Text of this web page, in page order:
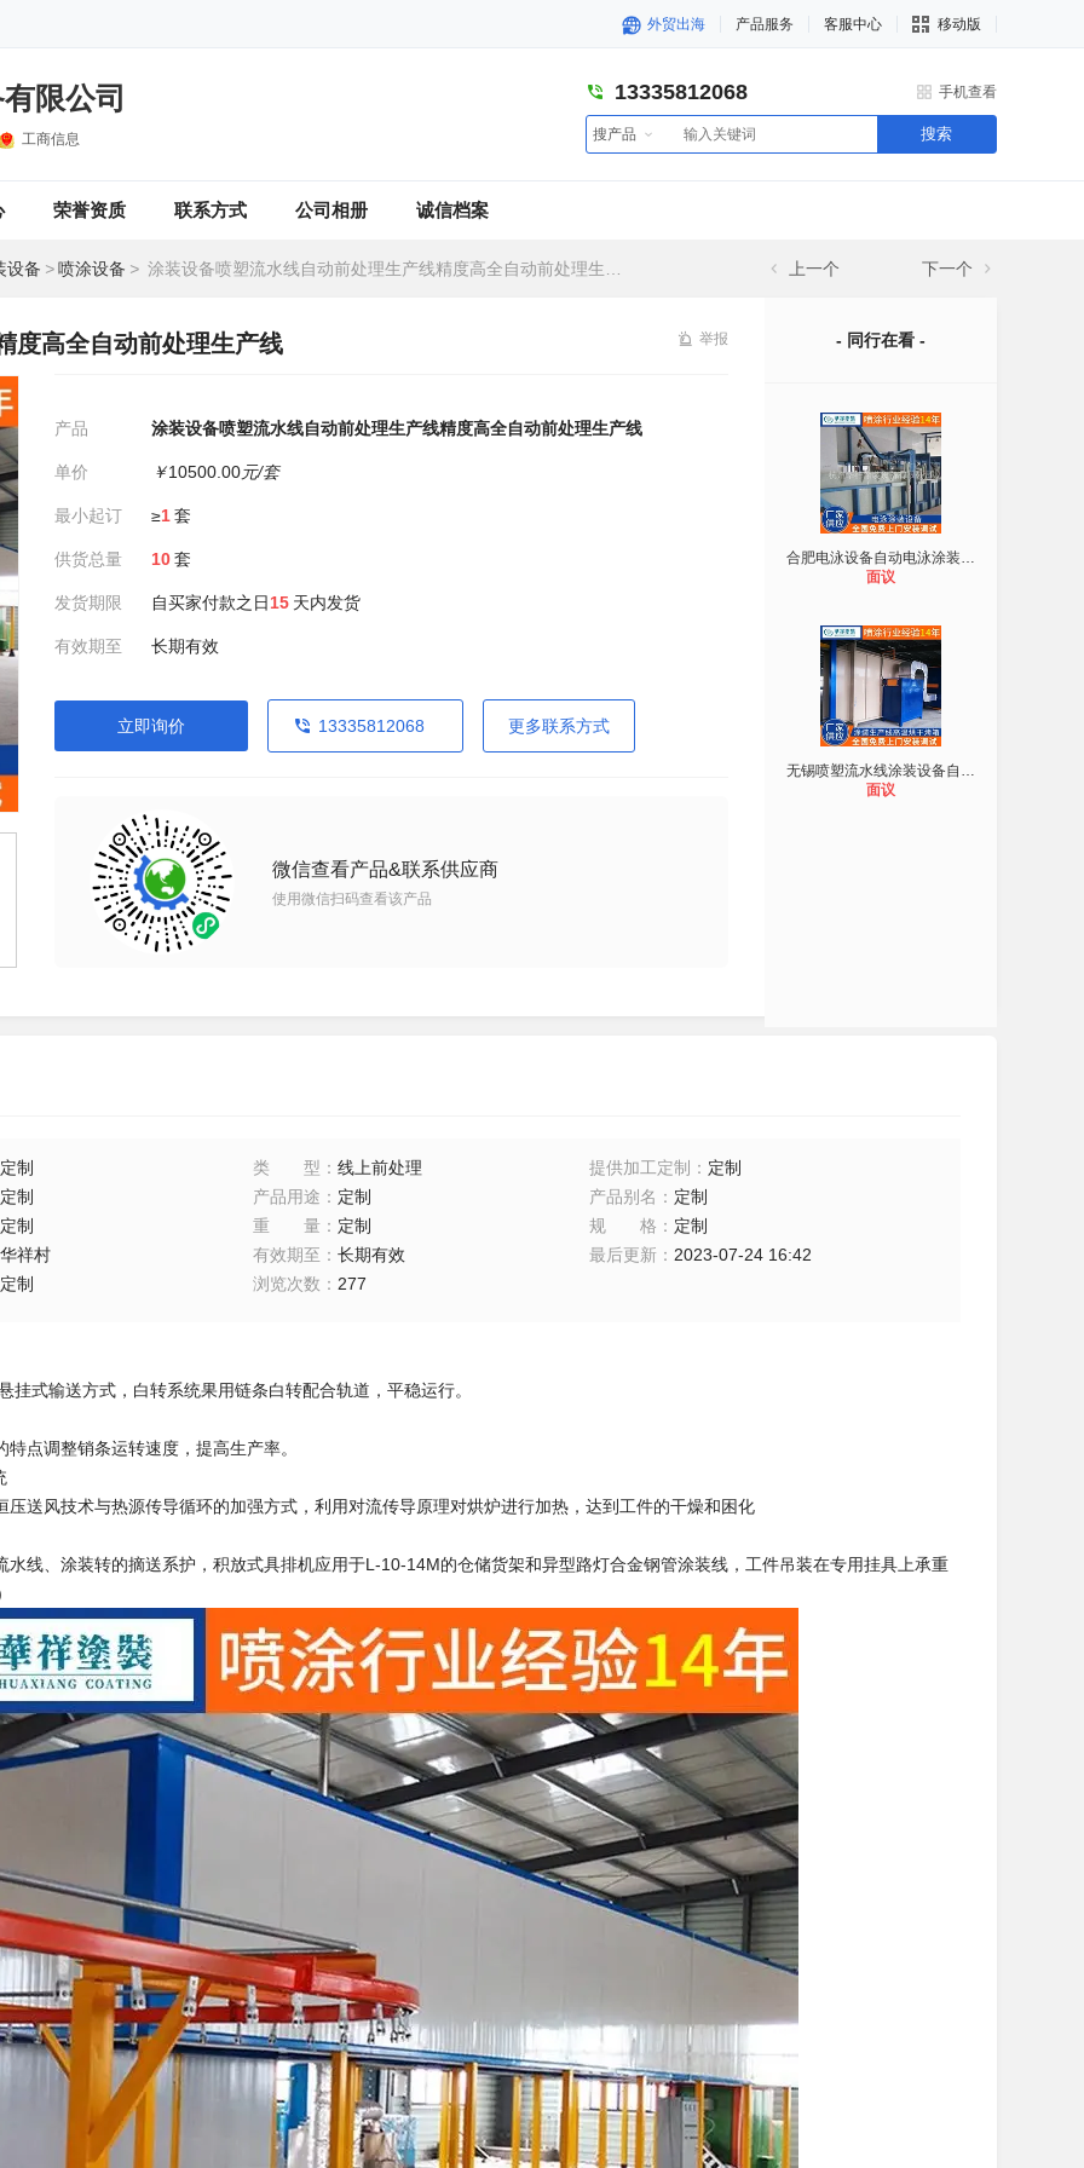
外贸出海 产品服务 客服中心 移动版
限公司
工商信息
13335812068 手机查看
搜产品 搜索
荣誉资质 联系方式 公司相册 诚信档案
设备 >喷涂设备 > 涂装设备喷塑流水线自动前处理生产线精度高全自动前处理生产线 上一个 下一个
度高全自动前处理生产线 举报
产品 涂装设备喷塑流水线自动前处理生产线精度高全自动前处理生产线
单价 ￥10500.00元/套
最小起订 ≥1套
供货总量 10套
发货期限 自买家付款之日15 天内发货
有效期至 长期有效
立即询价 13335812068 更多联系方式
微信查看产品&联系供应商
使用微信扫码查看该产品
- 同行在看 -
合肥电泳设备自动电泳涂装生产线自泳
面议
无锡喷塑流水线涂装设备自动喷涂机
面议
定制 类型 ： 线上前处理 提供加工定制 ： 定制
定制
产品用途 ： 定制 产品别名 ： 定制
定制
重量： 定制 规格 ： 定制
华祥村
有效期至 ： 长期有效 最后更新 ： 2023-07-24 16:42
定制
浏览次数 ： 277
挂式输送方式，白转系统果用链条白转配合轨道，平稳运行。
特点调整销条运转速度，提高生产率。
压送风技术与热源传导循环的加强方式，利用对流传导原理对烘炉进行加热，达到工件的干燥和困化
水线、涂装转的摘送系护，积放式具排机应用于L-10-14M的仓储货架和异型路灯合金钢管涂装线，工件吊装在专用挂具上承重